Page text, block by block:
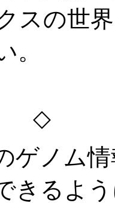
スの世
。
ゲノム
きるよ